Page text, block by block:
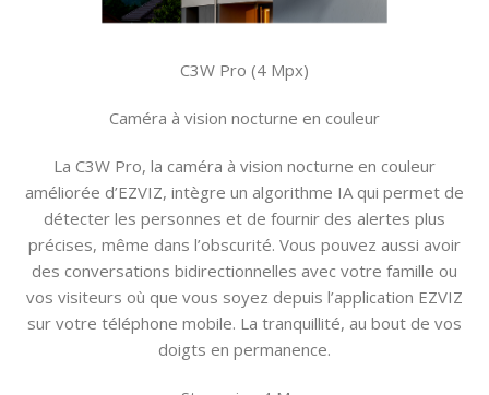
C3W Pro (4 Mpx)
Caméra à vision nocturne en couleur
La C3W Pro, la caméra à vision nocturne en couleur
améliorée d’EZVIZ, intègre un algorithme IA qui permet de
détecter les personnes et de fournir des alertes plus
précises, même dans l’obscurité. Vous pouvez aussi avoir
des conversations bidirectionnelles avec votre famille ou
vos visiteurs où que vous soyez depuis l’application EZVIZ
sur votre téléphone mobile. La tranquillité, au bout de vos
doigts en permanence.